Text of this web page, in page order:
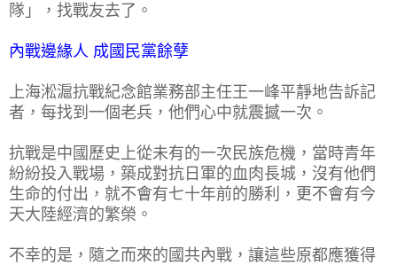
隊」，找戰友去了。
內戰邊緣人 成國民黨餘孽
上海淞滬抗戰紀念館業務部主任王一峰平靜地告訴記
者，每找到一個老兵，他們心中就震撼一次。
抗戰是中國歷史上從未有的一次民族危機，當時青年
紛紛投入戰場，築成對抗日軍的血肉長城，沒有他們
生命的付出，就不會有七十年前的勝利，更不會有今
天大陸經濟的繁榮。
不幸的是，隨之而來的國共內戰，讓這些原都應獲得